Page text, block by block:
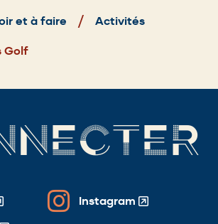
et à faire
Activités
Golf
Instagram
(Opens